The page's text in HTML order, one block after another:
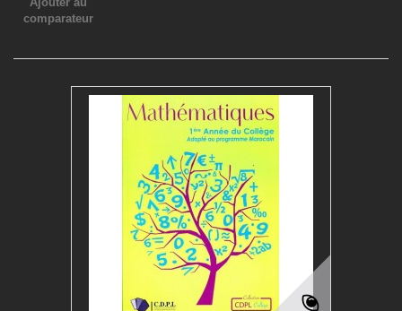
comparateur